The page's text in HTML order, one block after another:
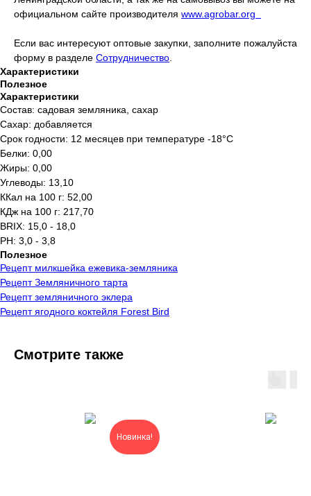
официальном сайте производителя www.agrobar.org
Если вас интересуют оптовые закупки, заполните пожалуйста
форму в разделе Сотрудничество
Характеристики
Полезное
Характеристики
Состав: садовая земляника, сахар
Сахар: добавляется
Срок годности: 12 месяцев при температуре -18°C
Белки: 0,00
Жиры: 0,00
Углеводы: 13,10
ККал на 100 г: 52,00
КДж на 100 г: 217,70
BRIX: 15,0 - 18,0
PH: 3,0 - 3,8
Полезное
Рецепт милкшейка ежевика-земляника
Рецепт Земляничного тарта
Рецепт земляничного эклера
Рецепт ягодного коктейля Forest Bird
Смотрите также
Новинка!